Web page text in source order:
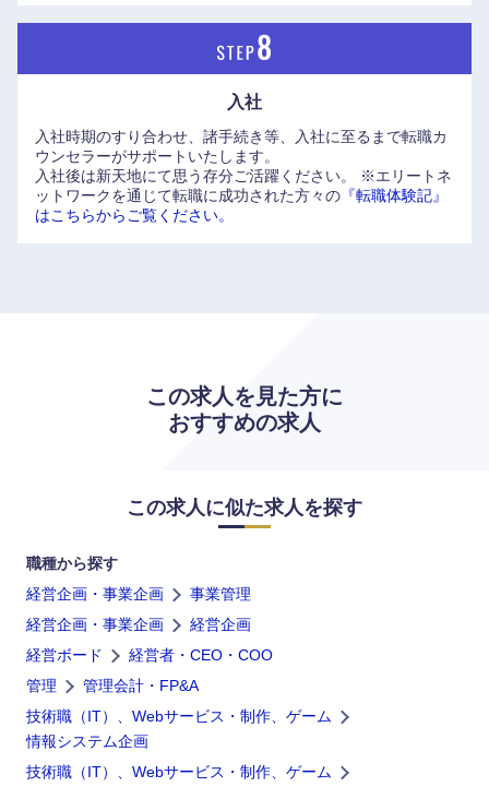
入社
入社時期のすり合わせ、諸手続き等、入社に至るまで転職カ
ウンセラーがサポートいたします。
入社後は新天地にて思う存分ご活躍ください。
※エリートネ
ットワークを通じて転職に成功された方々の 『転職体験記』
はこちらからご覧ください。
この求人を見た方に
おすすめの求人
この求人に似た求人を探す
職種から探す
経営企画・事業企画
事業管理
経営企画・事業企画
経営企画
経営ボード
経営者・CEO・COO
管理
管理会計・FP&A
技術職（IT）、Webサービス・制作、ゲーム
情報システム企画
技術職（IT）、Webサービス・制作、ゲーム